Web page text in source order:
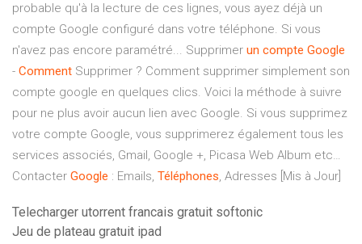
probable qu'à la lecture de ces lignes, vous ayez déjà un
compte Google configuré dans votre téléphone. Si vous
n'avez pas encore paramétré... Supprimer un compte Google
- Comment Supprimer ? Comment supprimer simplement son
compte google en quelques clics. Voici la méthode à suivre
pour ne plus avoir aucun lien avec Google. Si vous supprimez
votre compte Google, vous supprimerez également tous les
services associés, Gmail, Google +, Picasa Web Album etc…
Contacter Google : Emails, Téléphones, Adresses [Mis à Jour]
Telecharger utorrent francais gratuit softonic
Jeu de plateau gratuit ipad